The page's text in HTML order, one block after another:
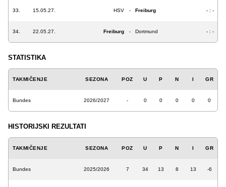
33. 15.05.27. HSV - Freiburg - : -
34. 22.05.27. Freiburg - Dortmund - : -
STATISTIKA
TAKMIČENJE SEZONA POZ U P N I GR
Bundes 2026/2027 - 0 0 0 0 0
HISTORIJSKI REZULTATI
TAKMIČENJE SEZONA POZ U P N I GR
Bundes 2025/2026 7 34 13 8 13 -6